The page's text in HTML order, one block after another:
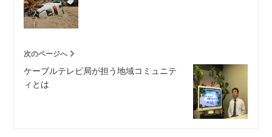
次のページへ
ケーブルテレビ局が担う地域コミュニテ
ィとは